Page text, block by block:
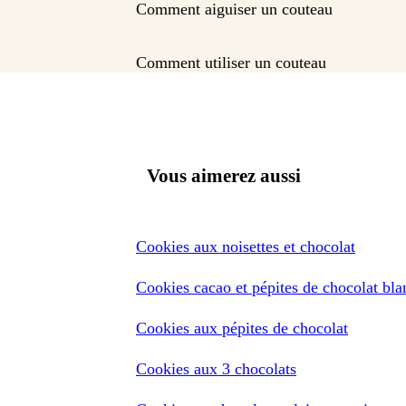
Comment aiguiser un couteau
Comment utiliser un couteau
Vous aimerez aussi
Cookies aux noisettes et chocolat
Cookies cacao et pépites de chocolat
Cookies aux pépites de chocolat
Cookies aux 3 chocolats